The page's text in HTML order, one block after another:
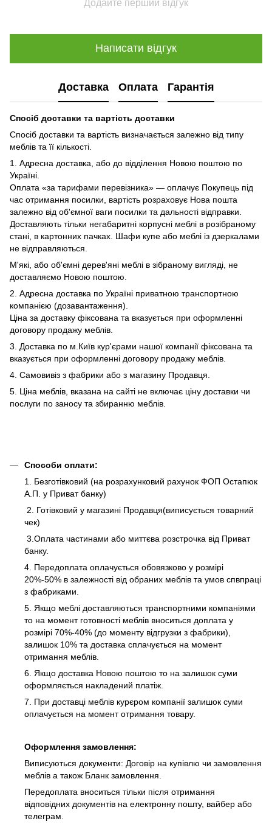
Додайте перший відгук
Написати відгук
Доставка Оплата Гарантія
Спосіб доставки та вартість доставки
Спосіб доставки та вартість визначається залежно від типу
меблів та її кількості.
1. Адресна доставка, або до відділення Новою поштою по
Україні.
Оплата «за тарифами перевізника» — оплачує Покупець під
час отримання посилки, вартість розраховує Нова пошта
залежно від об'ємної ваги посилки та дальності відправки.
Доставляють тільки негабаритні корпусні меблі в розібраному
стані, в картонних пачках. Шафи купе або меблі із дзеркалами
не відправляються.
М'які, або об'ємні дерев'яні меблі в зібраному вигляді, не
доставляємо Новою поштою.
2. Адресна доставка по Україні приватною транспортною
компанією (дозавантаження).
Ціна за доставку фіксована та вказується при оформленні
договору продажу меблів.
3. Доставка по м.Київ кур'єрами нашої компанії фіксована та
вказується при оформленні договору продажу меблів.
4. Самовивіз з фабрики або з магазину Продавця.
5. Ціна меблів, вказана на сайті не включає ціну доставки чи
послуги по заносу та збиранню меблів.
Способи оплати:
1. Безготівковий (на розрахунковий рахунок ФОП Остапюк
А.П. у Приват банку)
2. Готівковий у магазині Продавця(виписується товарний
чек)
3.Оплата частинами або миттєва розстрочка від Приват
банку.
4. Передоплата оплачується обовязково у розмірі
20%-50% в залежності від обраних меблів та умов спвпраці
з фабриками.
5. Якщо меблі доставляються транспортними компаніями
то на момент готовності меблів вноситься доплата у
розмірі 70%-40% (до моменту відгрузки з фабрики),
залишок 10% та доставка сплачується на момент
отримання меблів.
6. Якщо доставка Новою поштою то на залишок суми
оформляється накладений платіж.
7. При доставці меблів курєром компанії залишок суми
оплачується на момент отримання товару.
Оформлення замовлення:
Виписуються документи: Договір на купівлю чи замовлення
меблів а також Бланк замовлення.
Передоплата вноситься тільки після отримання
відповідних документів на електронну пошту, вайбер або
телеграм.